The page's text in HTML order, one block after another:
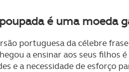
é uma moeda
portuguesa da célebre
a ensinar aos seus filhos
e a necessidade de esforço